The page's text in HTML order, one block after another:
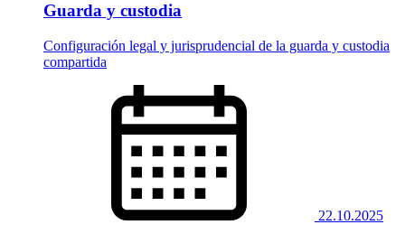
Guarda y custodia
Configuración legal y jurisprudencial de la guarda y custodia
compartida
22.10.2025